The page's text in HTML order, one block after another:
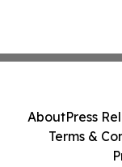
AboutPress
Terms &